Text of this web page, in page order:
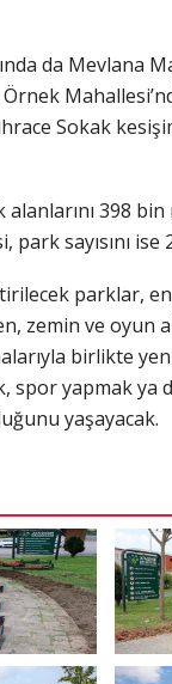
da Mevlana
Sokak
398
sayısını ise
parklar,
zemin ve oyun
birlikte
spor yapmak ya
yaşayacak.